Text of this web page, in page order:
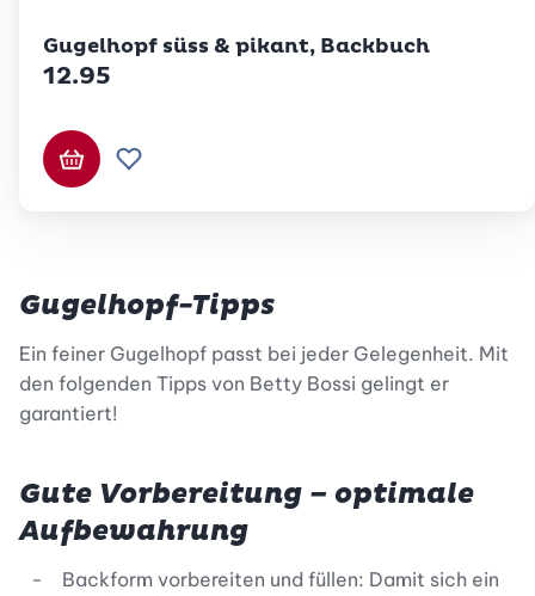
Gugelhopf süss & pikant, Backbuch
12.95
In den Warenkorb
Zur Wunschliste hinzufügen
Gugelhopf-Tipps
Ein feiner Gugelhopf passt bei jeder Gelegenheit. Mit
den folgenden Tipps von Betty Bossi gelingt er
garantiert!
Gute Vorbereitung – optimale
Aufbewahrung
Backform vorbereiten und füllen: Damit sich ein